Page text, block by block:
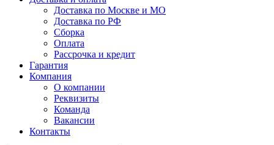
Доставка по Москве и МО
Доставка по РФ
Сборка
Оплата
Рассрочка и кредит
Гарантия
Компания
О компании
Реквизиты
Команда
Вакансии
Контакты